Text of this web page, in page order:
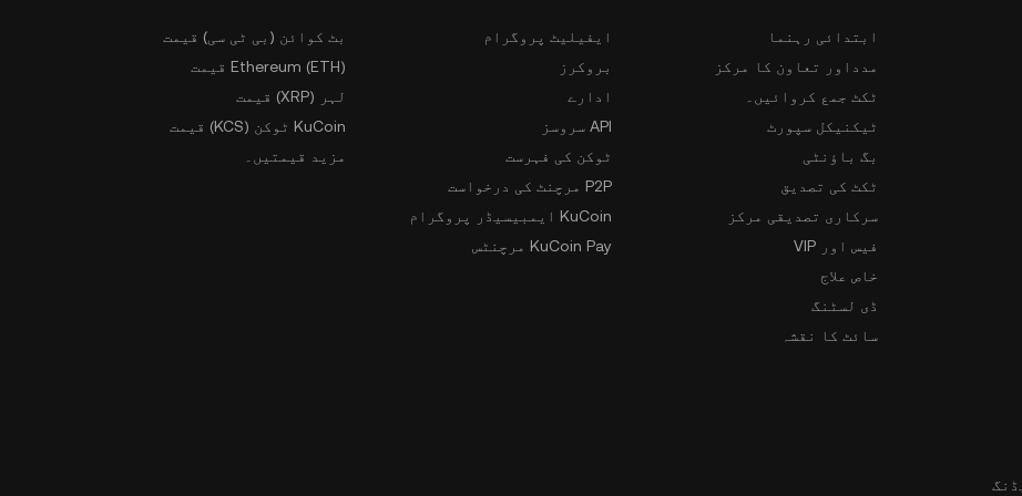
ابتدائی رہنما
مدداور تعاون کا مرکز
ٹکٹ جمع کروائیں۔
ٹیکنیکل سپورٹ
بگ باؤنٹی
ٹکٹ کی تصدیق
سرکاری تصدیقی مرکز
فیس اور VIP
خاص علاج
ڈی لسٹنگ
سائٹ کا نقشہ
ایفیلیٹ پروگرام
بروکرز
ادارے
API سروسز
ٹوکن کی فہرست
P2P مرچنٹ کی درخواست
KuCoin ایمبیسیڈر پروگرام
KuCoin Pay مرچنٹس
بٹ کوائن (بی ٹی سی) قیمت
Ethereum (ETH) قیمت
لہر (XRP) قیمت
KuCoin ٹوکن (KCS) قیمت
مزید قیمتیں۔